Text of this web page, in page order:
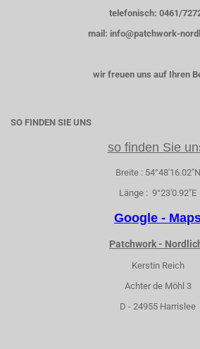
telefonisch: 0461/
mail: info@patchwork-
wir freuen uns auf Ihren
SO FINDEN SIE UNS
so finden Sie
Breite : 54°48'16.02"N
Länge : 9°23'0.92"E
Google -
Patchwork -
Kerstin Reich
Achter de Möhl 3
D - 24955 Harrislee